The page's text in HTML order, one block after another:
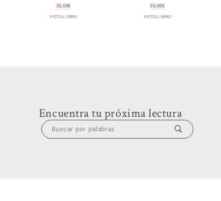
35,00€
FOTOLIBRO
50,00€
FOTOLIBRO
Encuentra tu próxima lectura